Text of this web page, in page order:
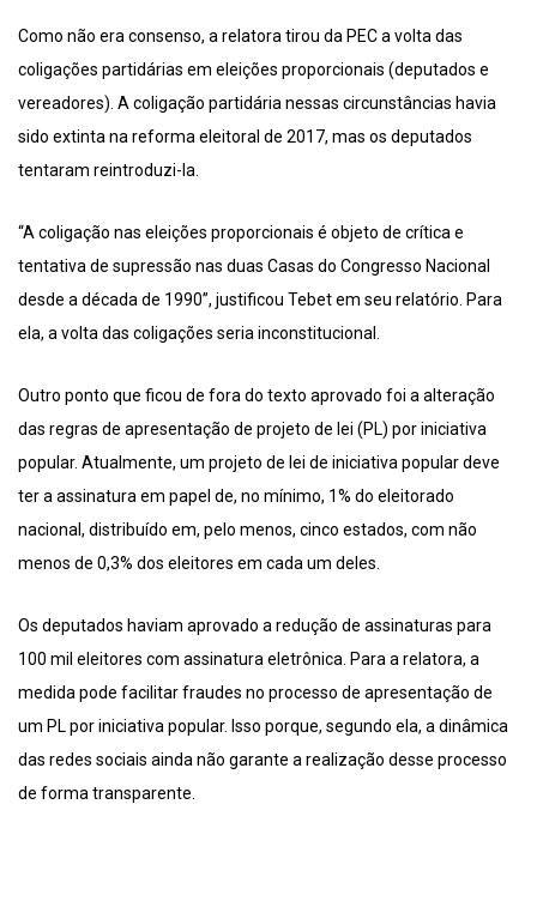
Como não era consenso, a relatora tirou da PEC a volta das
coligações partidárias em eleições proporcionais (deputados e
vereadores). A coligação partidária nessas circunstâncias havia
sido extinta na reforma eleitoral de 2017, mas os deputados
tentaram reintroduzi-la.
“A coligação nas eleições proporcionais é objeto de crítica e
tentativa de supressão nas duas Casas do Congresso Nacional
desde a década de 1990”, justificou Tebet em seu relatório. Para
ela, a volta das coligações seria inconstitucional.
Outro ponto que ficou de fora do texto aprovado foi a alteração
das regras de apresentação de projeto de lei (PL) por iniciativa
popular. Atualmente, um projeto de lei de iniciativa popular deve
ter a assinatura em papel de, no mínimo, 1% do eleitorado
nacional, distribuído em, pelo menos, cinco estados, com não
menos de 0,3% dos eleitores em cada um deles.
Os deputados haviam aprovado a redução de assinaturas para
100 mil eleitores com assinatura eletrônica. Para a relatora, a
medida pode facilitar fraudes no processo de apresentação de
um PL por iniciativa popular. Isso porque, segundo ela, a dinâmica
das redes sociais ainda não garante a realização desse processo
de forma transparente.